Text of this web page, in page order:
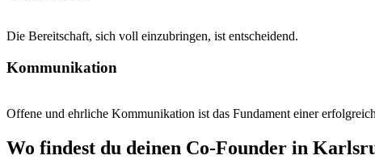
Die Bereitschaft, sich voll einzubringen, ist entscheidend.
Kommunikation
Offene und ehrliche Kommunikation ist das Fundament einer
Wo findest du deinen Co-Founder in